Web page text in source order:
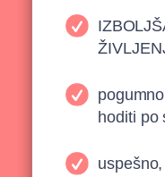
hoditi po